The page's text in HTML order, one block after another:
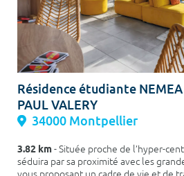
Résidence étudiante NEMEA
PAUL VALERY
34000 Montpellier
3.82 km- Située proche de l’hyper-
séduira par sa proximité avec les